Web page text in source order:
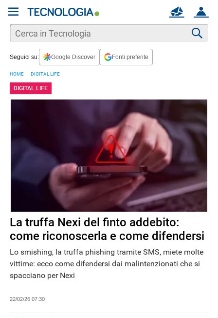
ACCOUNT
MAIL
Seguici su: Google Discover Fonti preferite
HOME DIGITAL LIFE
DIGITAL LIFE
La truffa Nexi del finto addebito:
come riconoscerla e come difendersi
Lo smishing, la truffa phishing tramite SMS, miete molte
vittime: ecco come difendersi dai malintenzionati che si
spacciano per Nexi
22/02/26 07:30